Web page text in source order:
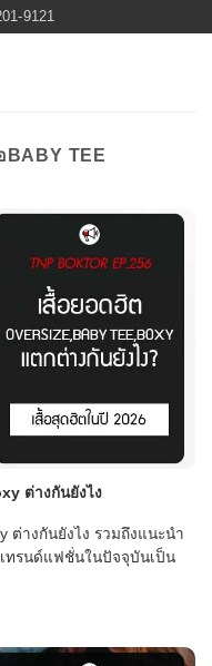
9121
BABY TEE
ต่างกันยังไง
ต่างกันยังไง รวมถึงแนะนำ
ทรนด์แฟชั่นในปัจจุบันเป็น